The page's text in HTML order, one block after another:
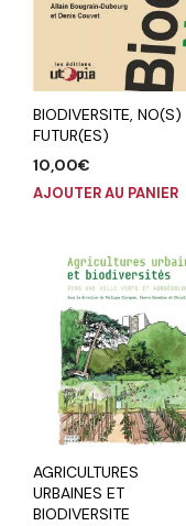
BIODIVERSITE, NO(S)
FUTUR(ES)
10,00€
AJOUTER AU PANIER
AGRICULTURES
URBAINES ET
BIODIVERSITE